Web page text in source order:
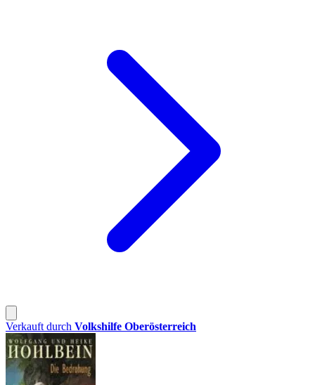
Verkauft durch Volkshilfe Oberösterreich